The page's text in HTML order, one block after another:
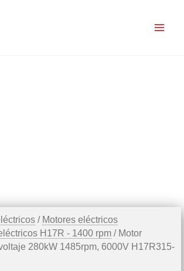
/ Motores eléctricos
H17R - 1400 rpm / Motor
280kW 1485rpm, 6000V H17R315-